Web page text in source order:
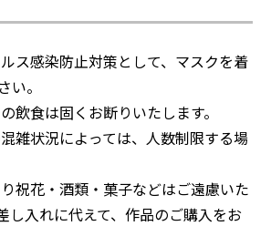
ス感染防止対策として、マスクを着
い。
飲食は固くお断りいたします。
雑状況によっては、人数制限する場
祝花・酒類・菓子などはご遠慮いた
し入れに代えて、作品のご購入をお